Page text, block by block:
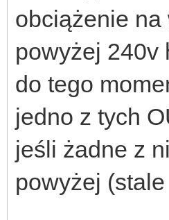
obciążenie na
powyżej 240v
do tego
jedno z tych
jeśli żadne z
powyżej